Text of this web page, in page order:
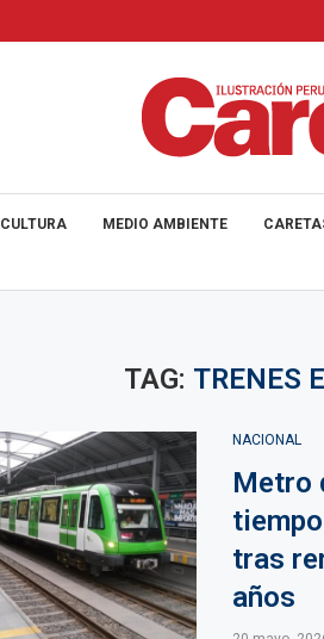
CULTURA MEDIO AMBIENTE
TAG: TRENES
NACIONAL
Metro
tras
años